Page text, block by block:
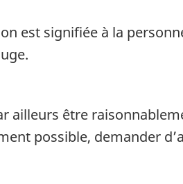
est signifiée à la
ailleurs être
possible, demander